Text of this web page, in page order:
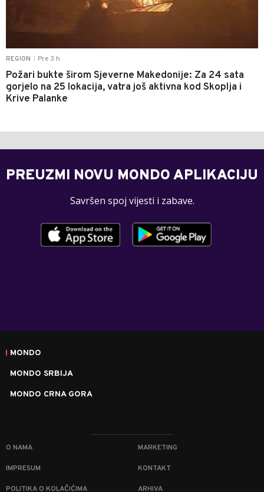
REGION Pre 3 h
Požari bukte širom Sjeverne Makedonije: Za 24 sata
gorjelo na 25 lokacija, vatra još aktivna kod Skoplja i
Krive Palanke
PREUZMI NOVU MONDO APLIKACIJU
Savršen spoj vijesti i zabave.
MONDO
MONDO SRBIJA
MONDO CRNA GORA
O NAMA MARKETING
IMPRESUM KONTAKT
POLITIKA O KOLAČIĆIMA ARHIVA